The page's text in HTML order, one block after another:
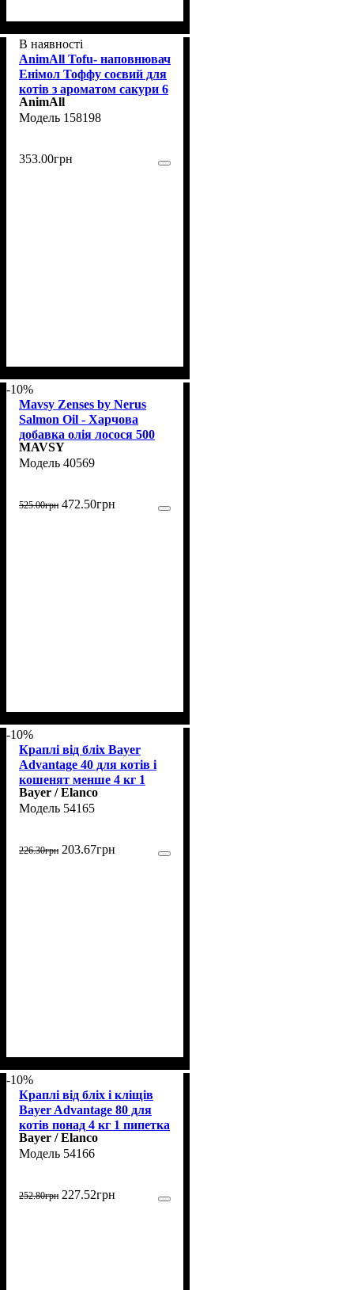
В наявності
AnimAll Тоfu- наповнювач
Енімол Тоффу соєвий для
котів з ароматом сакури 6
л (158198)
AnimAll
158198
353.00грн
-10%
Mavsy Zenses by Nerus
Salmon Oil - Харчова
добавка олія лосося 500
мл (40569)
MAVSY
40569
525.00грн 472.50грн
-10%
Краплі від бліх Bayer
Advantage 40 для котів і
кошенят менше 4 кг 1
пипетка
Bayer / Elanco
54165
226.30грн 203.67грн
-10%
Краплі від бліх і кліщів
Bayer Advantage 80 для
котів понад 4 кг 1 пипетка
Bayer / Elanco
54166
252.80грн 227.52грн